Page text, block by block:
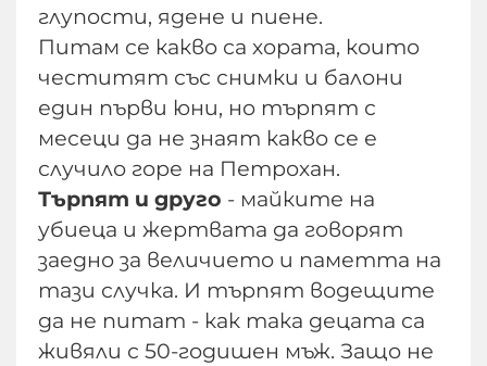
глупости, ядене и пиене.
Питам се какво са хората, които
честитят със снимки и балони
един първи юни, но търпят с
месеци да не знаят какво се е
случило горе на Петрохан.
Търпят и друго - майките на
убиеца и жертвата да говорят
заедно за величието и паметта на
тази случка. И търпят водещите
да не питат - как така децата са
живяли с 50-годишен мъж. Защо не